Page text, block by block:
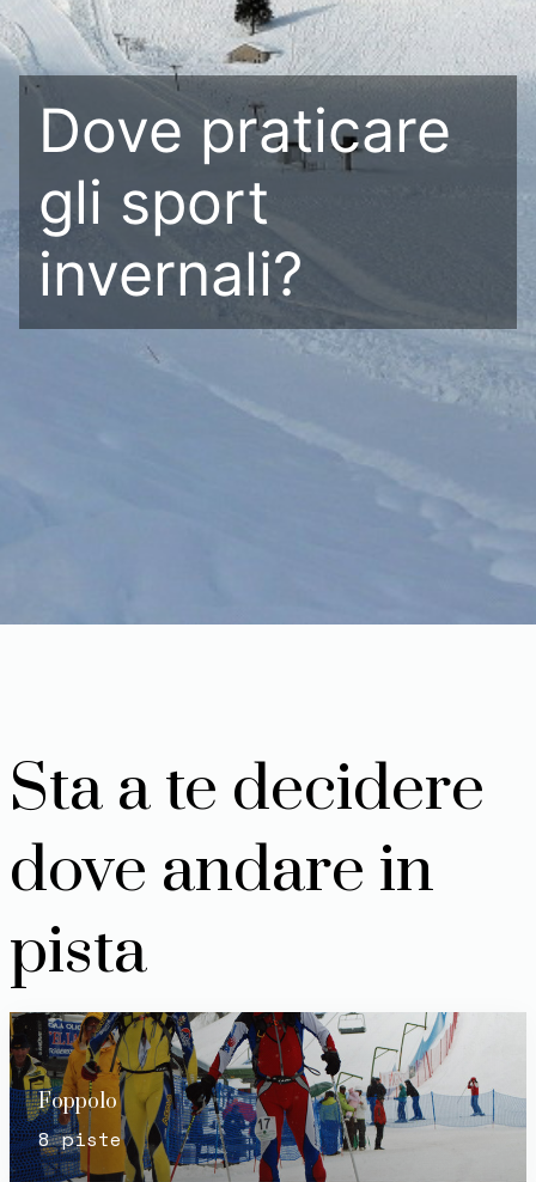
Dove praticare
gli sport
invernali?
Sta a te decidere
dove andare in
pista
Foppolo
8 piste